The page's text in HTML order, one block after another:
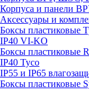
Корпуса и панели
Аксессуары и
Боксы пластиковые
IP40 VI-KO
Боксы пластиковые
IP40 Тусо
IP55 и IP65
Боксы пластиковые